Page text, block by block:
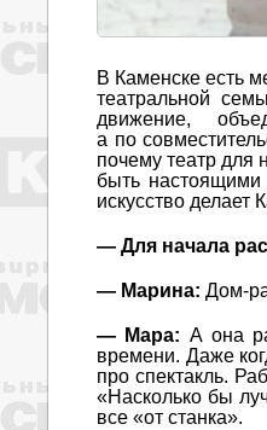
В Каменске есть
театральной
движение,
а по
почему театр для
быть настоящими
искусство делает
— Для начала
— Марина: Дом-
— Мара: А она
времени. Даже
про спектакль.
«Насколько бы
все «от станка».